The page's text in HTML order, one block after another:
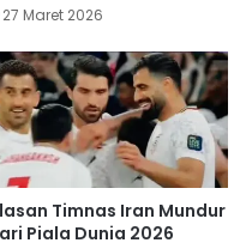
27 Maret 2026
Timnas Iran Mundur
Piala Dunia 2026